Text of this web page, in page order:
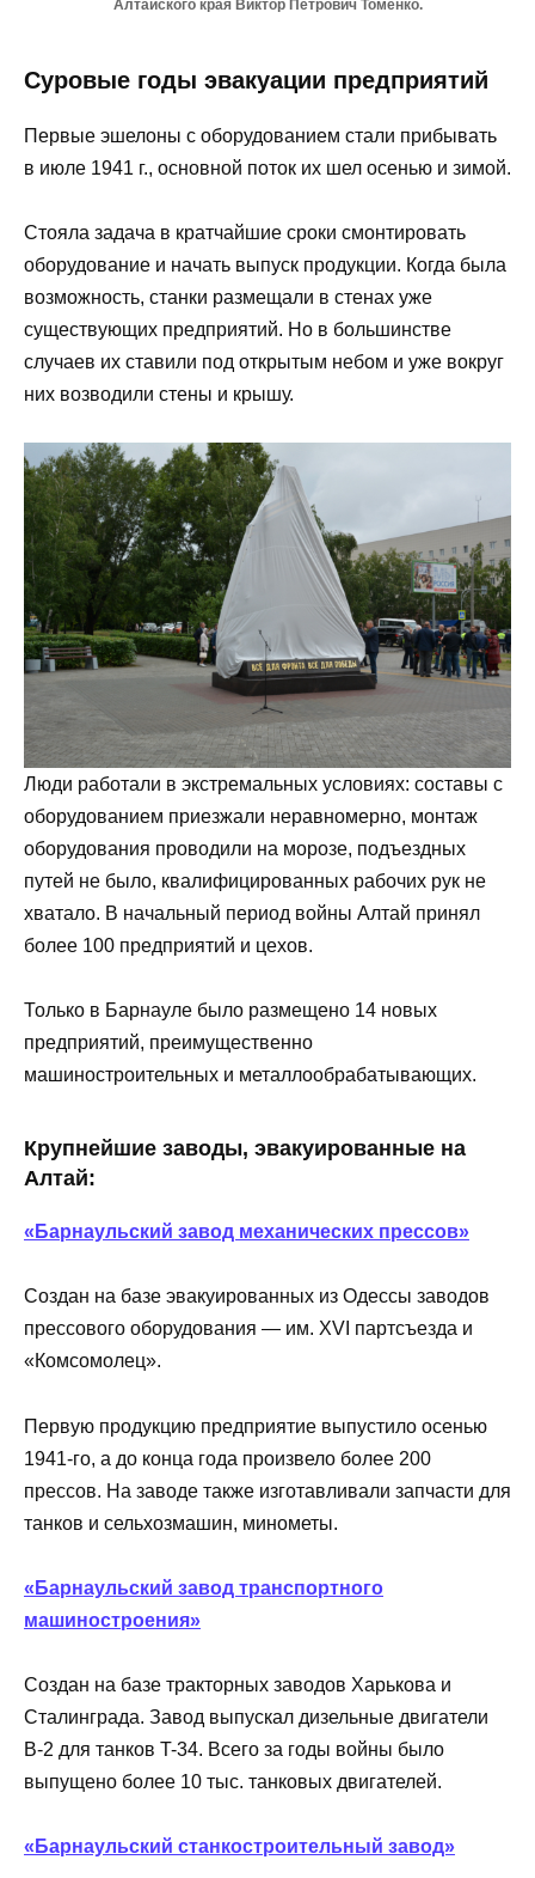
Алтайского края Виктор Петрович Томенко.
Суровые годы эвакуации предприятий
Первые эшелоны с оборудованием стали прибывать
в июле 1941 г., основной поток их шел осенью и зимой.
Стояла задача в кратчайшие сроки смонтировать
оборудование и начать выпуск продукции. Когда была
возможность, станки размещали в стенах уже
существующих предприятий. Но в большинстве
случаев их ставили под открытым небом и уже вокруг
них возводили стены и крышу.
Люди работали в экстремальных условиях: составы с
оборудованием приезжали неравномерно, монтаж
оборудования проводили на морозе, подъездных
путей не было, квалифицированных рабочих рук не
хватало. В начальный период войны Алтай принял
более 100 предприятий и цехов.
Только в Барнауле было размещено 14 новых
предприятий, преимущественно
машиностроительных и металлообрабатывающих.
Крупнейшие заводы, эвакуированные на
Алтай:
«Барнаульский завод механических прессов»
Создан на базе эвакуированных из Одессы заводов
прессового оборудования — им. XVI партсъезда и
«Комсомолец».
Первую продукцию предприятие выпустило осенью
1941-го, а до конца года произвело более 200
прессов. На заводе также изготавливали запчасти для
танков и сельхозмашин, минометы.
«Барнаульский завод транспортного
машиностроения»
Создан на базе тракторных заводов Харькова и
Сталинграда. Завод выпускал дизельные двигатели
B-2 для танков T-34. Всего за годы войны было
выпущено более 10 тыс. танковых двигателей.
«Барнаульский станкостроительный завод»